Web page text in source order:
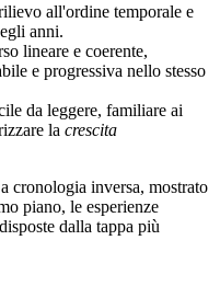
all'ordine temporale e
anni.
lineare e coerente,
e progressiva nello stesso
da leggere, familiare ai
la crescita
cronologia inversa, mostrato
piano, le esperienze
dalla tappa più